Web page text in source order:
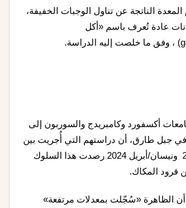
الناتجة عن تناول الوجبات الخفيفة،
عادة تُعرف باسم «أكل
، وفق ما خلصت إليه الدراسة.
أكسفورد وكامبريدج والسوربون إلى
جبل طارق، أن دراستهم التي أُجريت بين
آب/أغسطس 2022 ونيسان/أبريل 2024 رصدت هذا السلوك
قرود المكاك.
الظاهرة «سُجّلت بمعدلات مرتفعة»